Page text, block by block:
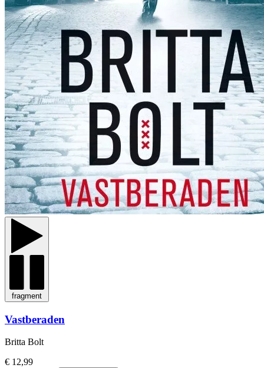
fragment
Vastberaden
Britta Bolt
€ 12,99